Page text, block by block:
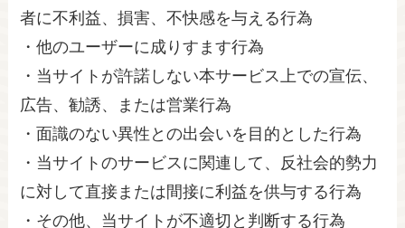
者に不利益、損害、不快感を与える行為
・他のユーザーに成りすます行為
・当サイトが許諾しない本サービス上での宣伝、
広告、勧誘、または営業行為
・面識のない異性との出会いを目的とした行為
・当サイトのサービスに関連して、反社会的勢力
に対して直接または間接に利益を供与する行為
・その他、当サイトが不適切と判断する行為